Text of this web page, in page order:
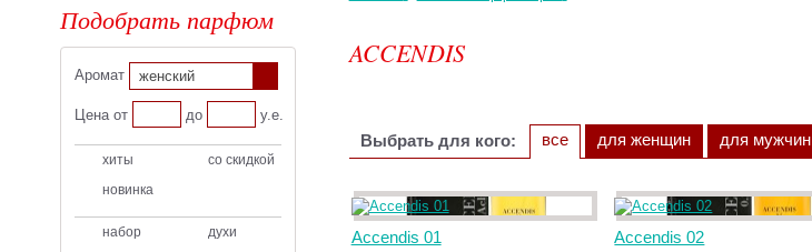
ACCENDIS
Выбрать для кого: все для женщин для мужчин
Accendis 01 Accendis 02
Подобрать парфюм
Аромат женский
Цена от до у.е.
хиты
со скидкой
новинка
набор
духи